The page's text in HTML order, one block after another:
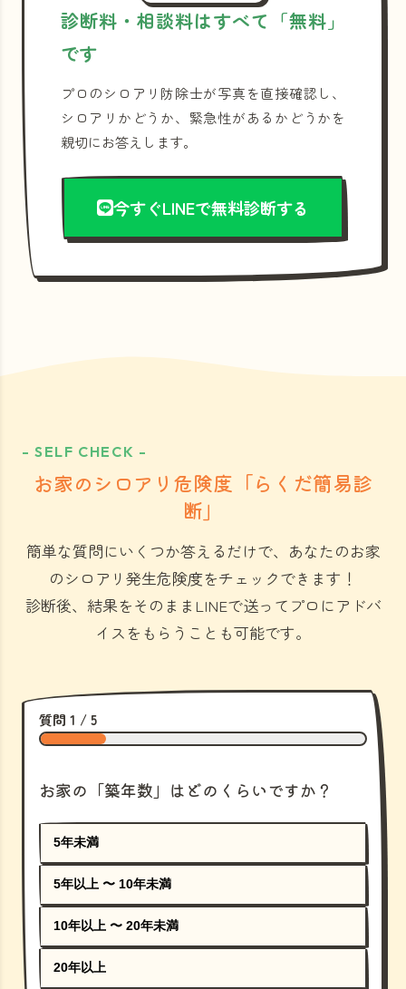
診断料・相談料はすべて「無料」
です
プロのシロアリ防除士が写真を直接確認し、
シロアリかどうか、緊急性があるかどうかを
親切にお答えします。
今すぐLINEで無料診断する
- SELF CHECK -
お家のシロアリ危険度「らくだ簡易診
断」
簡単な質問にいくつか答えるだけで、あなたのお家
のシロアリ発生危険度をチェックできます！
診断後、結果をそのままLINEで送ってプロにアドバ
イスをもらうことも可能です。
質問 1 / 5
お家の「築年数」はどのくらいですか？
5年未満
5年以上 〜 10年未満
10年以上 〜 20年未満
20年以上